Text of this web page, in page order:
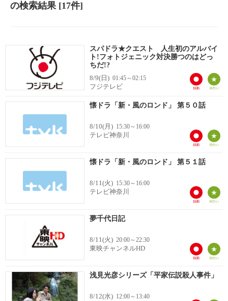
の検索結果[17件]
スパドラ★クエスト 人生初のアルバイ
ト!フォトジェニック対決勝つのはどっ
ちだ!?
8/9(日) 01:45～02:15
フジテレビ
懐ドラ「新・風のロンド」 第５０話
8/10(月) 15:30～16:00
テレビ神奈川
懐ドラ「新・風のロンド」 第５１話
8/11(火) 15:30～16:00
テレビ神奈川
夢千代日記
8/11(火) 20:00～22:30
東映チャンネルHD
浅見光彦シリーズ「平家伝説殺人事件」
8/12(水) 12:00～13:40